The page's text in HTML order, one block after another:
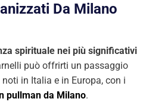
Da Milano
spirituale nei più significativi
può offrirti un passaggio
in Italia e in Europa, con i
pullman da Milano.